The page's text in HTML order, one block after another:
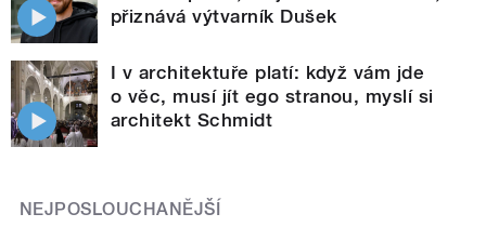
přiznává výtvarník Dušek
I v architektuře platí: když vám jde
o věc, musí jít ego stranou, myslí si
architekt Schmidt
NEJPOSLOUCHANĚJŠÍ